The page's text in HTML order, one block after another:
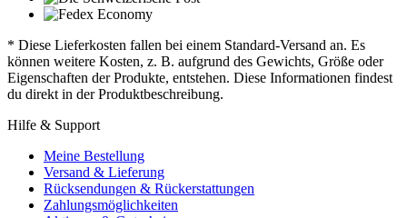
* Diese Lieferkosten fallen bei einem Standard-Versand an. Es
können weitere Kosten, z. B. aufgrund des Gewichts, Größe oder
Eigenschaften der Produkte, entstehen. Diese Informationen findest
du direkt in der Produktbeschreibung.
Hilfe & Support
Meine Bestellung
Versand & Lieferung
Rücksendungen & Rückerstattungen
Zahlungsmöglichkeiten